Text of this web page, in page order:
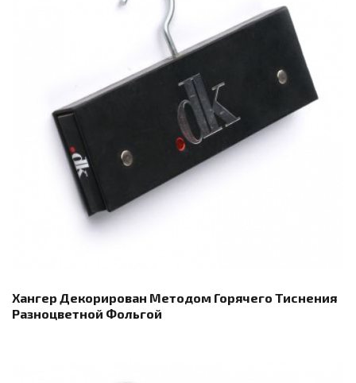
Хангер Декорирован Методом Горячего Тиснения
Разноцветной Фольгой